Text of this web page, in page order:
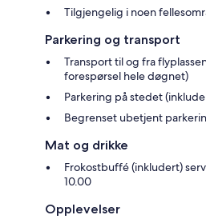
Tilgjengelig i noen
Parkering og transport
Transport til og fra
forespørsel hele døgnet)
Parkering på stedet
Begrenset ubetjent
Mat og drikke
Frokostbuffé (inkludert)
10.00
Opplevelser